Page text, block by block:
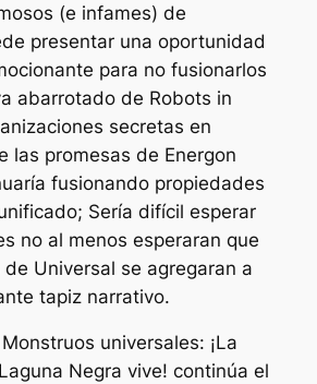
(e infames) de
presentar una oportunidad
para no fusionarlos
abarrotado de Robots in
secretas en
las promesas de Energon
fusionando propiedades
Sería difícil esperar
no al menos esperaran que
Universal se agregaran a
tapiz narrativo.
Monstruos universales: ¡La
Negra vive! continúa el